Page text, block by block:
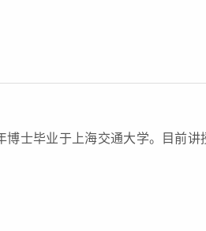
毕业于上海交通大学。目前讲授